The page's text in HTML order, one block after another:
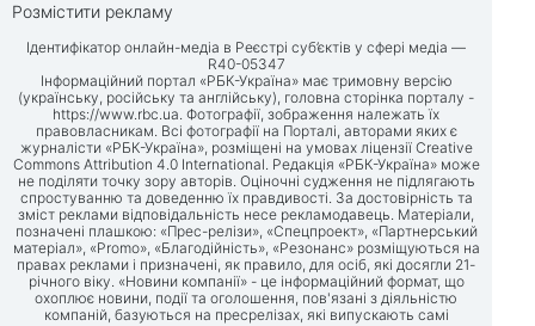
Розмістити рекламу
Ідентифікатор онлайн-медіа в Реєстрі суб’єктів у сфері медіа —
R40-05347
Інформаційний портал «РБК-Україна» має тримовну версію
(українську, російську та англійську), головна сторінка порталу -
https://www.rbc.ua. Фотографії, зображення належать їх
правовласникам. Всі фотографії на Порталі, авторами яких є
журналісти «РБК-Україна», розміщені на умовах ліцензії Creative
Commons Attribution 4.0 International. Редакція «РБК-Україна» може
не поділяти точку зору авторів. Оціночні судження не підлягають
спростуванню та доведенню їх правдивості. За достовірність та
зміст реклами відповідальність несе рекламодавець. Матеріали,
позначені плашкою: «Прес-релізи», «Спецпроект», «Партнерський
матеріал», «Promo», «Благодійність», «Резонанс» розміщуються на
правах реклами і призначені, як правило, для осіб, які досягли 21-
річного віку. «Новини компанії» - це інформаційний формат, що
охоплює новини, події та оголошення, пов'язані з діяльністю
компаній, базуються на пресрелізах, які випускають самі